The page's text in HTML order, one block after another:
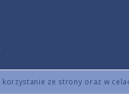
ze strony oraz w